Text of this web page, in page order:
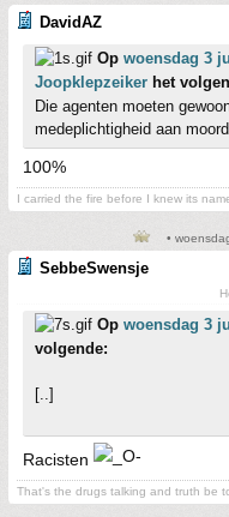
DavidAZ
Op woensdag 3
Joopklepzeiker het
Die agenten moeten
medeplichtigheid aan
100%
I carried the fire before I knew its
•
SebbeSwensje
Op woensdag 3
volgende:
[..]
Racisten
That's the drugs talking and truth be